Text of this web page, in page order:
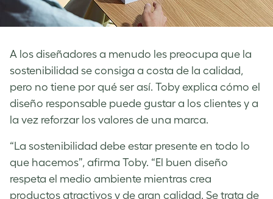
A los diseñadores a menudo les preocupa que la
sostenibilidad se consiga a costa de la calidad,
pero no tiene por qué ser así. Toby explica cómo el
diseño responsable puede gustar a los clientes y a
la vez reforzar los valores de una marca.
“La sostenibilidad debe estar presente en todo lo
que hacemos”, afirma Toby. “El buen diseño
respeta el medio ambiente mientras crea
productos atractivos y de gran calidad. Se trata de